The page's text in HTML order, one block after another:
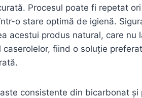
Procesul poate fi repetat
o stare optimă de igienă.
acestui produs natural, care nu
caserolelor, fiind o soluție
consistente din bicarbonat și